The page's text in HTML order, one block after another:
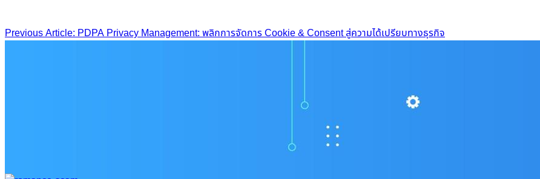
Post
Previous Article: PDPA Privacy Management: พลิกการจัดการ Cookie & Consent สู่ความได้เปรียบทางธุรกิจ